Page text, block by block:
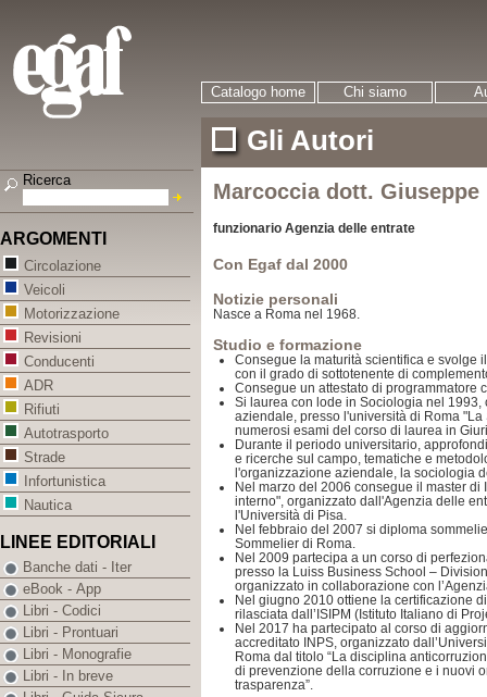
Catalogo home Chi siamo
Gli Autori
Marcoccia dott. Giuseppe
funzionario Agenzia delle entrate
Con Egaf dal 2000
Notizie personali
Nasce a Roma nel 1968.
Studio e formazione
Consegue la maturità scientifica e svolge
con il grado di sottotenente di
Consegue un attestato di programmatore
Si laurea con lode in Sociologia nel 1993,
aziendale, presso l'università di Roma
numerosi esami del corso di laurea in
Durante il periodo universitario,
e ricerche sul campo, tematiche e
l'organizzazione aziendale, la sociologia
Nel marzo del 2006 consegue il master
interno", organizzato dall'Agenzia delle
l'Università di Pisa.
Nel febbraio del 2007 si diploma
Sommelier di Roma.
Nel 2009 partecipa a un corso di
presso la Luiss Business School –
organizzato in collaborazione con
Nel giugno 2010 ottiene la certificazione
rilasciata dall’ISIPM (Istituto Italiano di
Nel 2017 ha partecipato al corso di
accreditato INPS, organizzato
Roma dal titolo “La disciplina
di prevenzione della corruzione e i nuovi
trasparenza”.
Ricerca
ARGOMENTI
Circolazione
Veicoli
Motorizzazione
Revisioni
Conducenti
ADR
Rifiuti
Autotrasporto
Strade
Infortunistica
Nautica
LINEE EDITORIALI
Banche dati - Iter
eBook - App
Libri - Codici
Libri - Prontuari
Libri - Monografie
Libri - In breve